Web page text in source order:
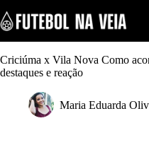
k
i
p
t
o
Criciúma x Vila Nova Como
destaques e reação
Maria Eduarda